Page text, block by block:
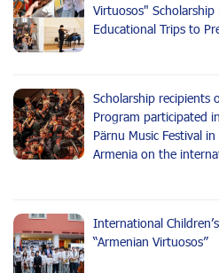
Virtuosos"
Educational Trips to
Scholarship recipients
Program participated
Pärnu Music Festival
Armenia on the
International
“Armenian Virtuosos”